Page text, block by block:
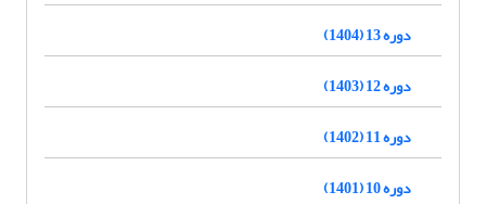
دوره 13 (1404)
دوره 12 (1403)
دوره 11 (1402)
دوره 10 (1401)